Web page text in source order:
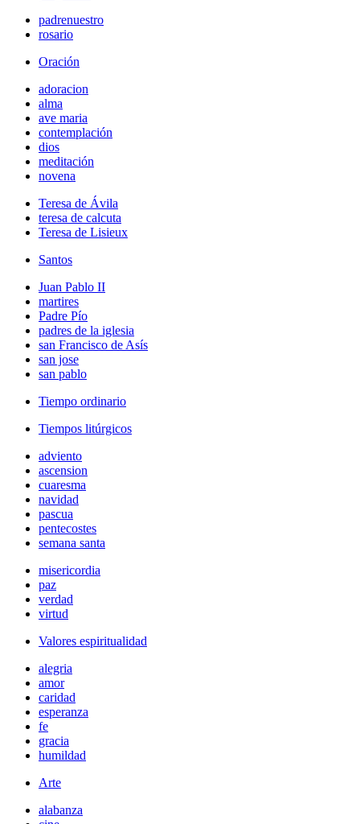
padrenuestro
rosario
Oración
adoracion
alma
ave maria
contemplación
dios
meditación
novena
Teresa de Ávila
teresa de calcuta
Teresa de Lisieux
Santos
Juan Pablo II
martires
Padre Pío
padres de la iglesia
san Francisco de Asís
san jose
san pablo
Tiempo ordinario
Tiempos litúrgicos
adviento
ascension
cuaresma
navidad
pascua
pentecostes
semana santa
misericordia
paz
verdad
virtud
Valores espiritualidad
alegria
amor
caridad
esperanza
fe
gracia
humildad
Arte
alabanza